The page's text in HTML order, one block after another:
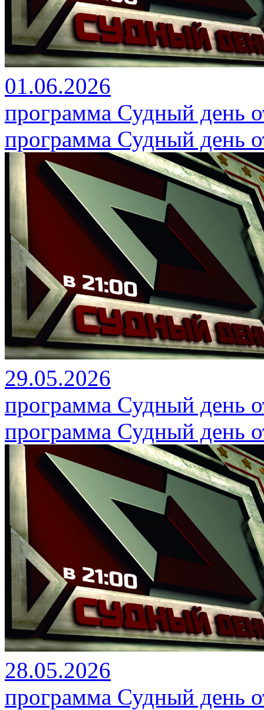
01.06.2026
программа Судный день
программа Судный день
29.05.2026
программа Судный день
программа Судный день
28.05.2026
программа Судный день